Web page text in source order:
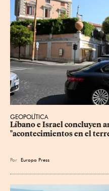
GEOPOLÍTICA
Líbano e Israel concluyen
"acontecimientos en el
Por Europa Press